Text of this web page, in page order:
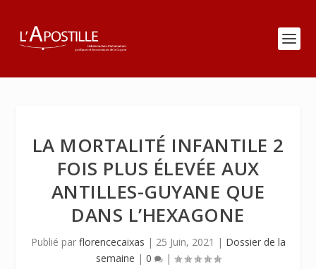
LA MORTALITÉ INFANTILE 2
FOIS PLUS ÉLEVÉE AUX
ANTILLES-GUYANE QUE
DANS L’HEXAGONE
Publié par florencecaixas | 25 Juin, 2021 | Dossier de la
semaine | 0 |